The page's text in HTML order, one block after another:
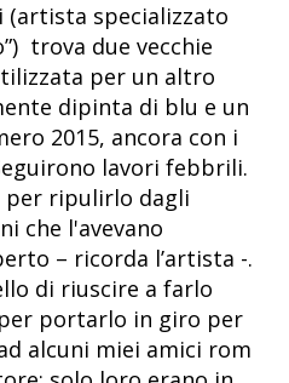
(artista specializzato
trova due vecchie
per un altro
dipinta di blu e un
2015, ancora con i
lavori febbrili.
per ripulirlo dagli
che l'avevano
– ricorda l’artista -.
di riuscire a farlo
portarlo in giro per
alcuni miei amici rom